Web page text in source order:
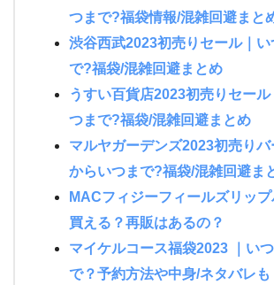
つまで?福袋情報/混雑回避まと
渋谷西武2023初売りセール｜い
で?福袋/混雑回避まとめ
うすい百貨店2023初売りセー
つまで?福袋/混雑回避まとめ
マルヤガーデンズ2023初売り
からいつまで?福袋/混雑回避ま
MACフィジーフィールズリッ
買える？再販はあるの？
マイケルコース福袋2023 ｜い
で？予約方法や中身/ネタバレも